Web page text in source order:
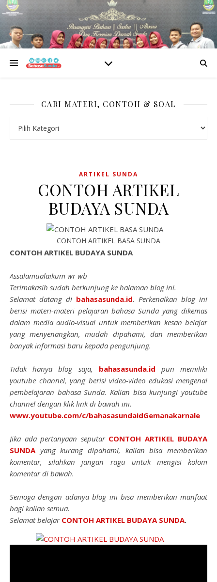
CARI MATERI, CONTOH & SOAL
ARTIKEL SUNDA
CONTOH ARTIKEL
BUDAYA SUNDA
CONTOH ARTIKEL BASA SUNDA
CONTOH ARTIKEL BUDAYA SUNDA
Assalamualaikum wr wb
Terimakasih sudah berkunjung ke halaman blog ini.
Selamat datang di bahasasunda.id. Perkenalkan blog ini
berisi materi-materi pelajaran bahasa Sunda yang dikemas
dalam media audio-visual untuk memberikan kesan belajar
yang menyenangkan, mudah dipahami, dan memberikan
banyak informasi baru kepada pengunjung.
Tidak hanya blog saja, bahasasunda.id pun memiliki
youtube channel, yang berisi video-video edukasi mengenai
pembelajaran bahasa Sunda. Kalian bisa kunjungi youtube
channel dengan klik link di bawah ini.
www.youtube.com/c/bahasasundaidGemanakarnale
Jika ada pertanyaan seputar CONTOH ARTIKEL BUDAYA
SUNDAyang kurang dipahami, kalian bisa memberikan
komentar, silahkan jangan ragu untuk mengisi kolom
komentar di bawah.
Semoga dengan adanya blog ini bisa memberikan manfaat
bagi kalian semua.
Selamat belajar CONTOH ARTIKEL BUDAYA SUNDA.